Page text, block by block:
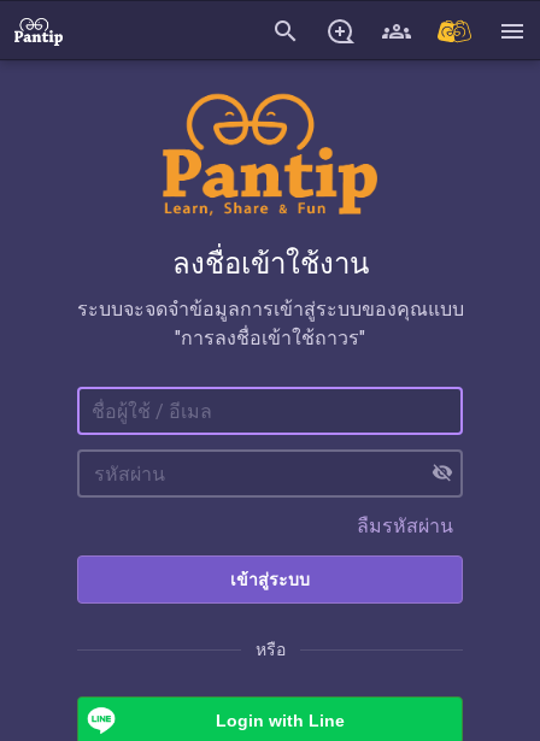
search menu
ลงชื่อเข้าใช้งาน
ระบบจะจดจำข้อมูลการเข้าสู่ระบบของคุณแบบ
"การลงชื่อเข้าใช้ถาวร"
visibility_off
ลืมรหัสผ่าน
เข้าสู่ระบบ
หรือ
Login with Line